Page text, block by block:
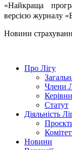
«Найкраща
версією журналу
Новини
Про Лігу
Члени
Статут
Діяльність
Новини